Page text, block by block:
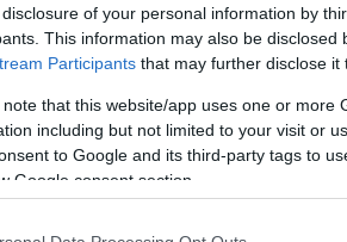
of your personal information by
This information may also be disclosed
Participants that may further disclose it
note that this website/app uses one or more
including but not limited to your visit or
to Google and its third-party tags to
Google consent section.